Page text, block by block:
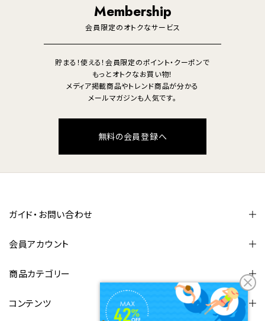
Membership
会員限定のオトクなサービス
貯まる！使える！会員限定のポイント・クーポンで
もっとオトクなお買い物！
メディア掲載商品やトレンド商品が分かる
メールマガジンも人気です。
無料の会員登録へ
ガイド・お問い合わせ
会員アカウント
商品カテゴリー
コンテンツ